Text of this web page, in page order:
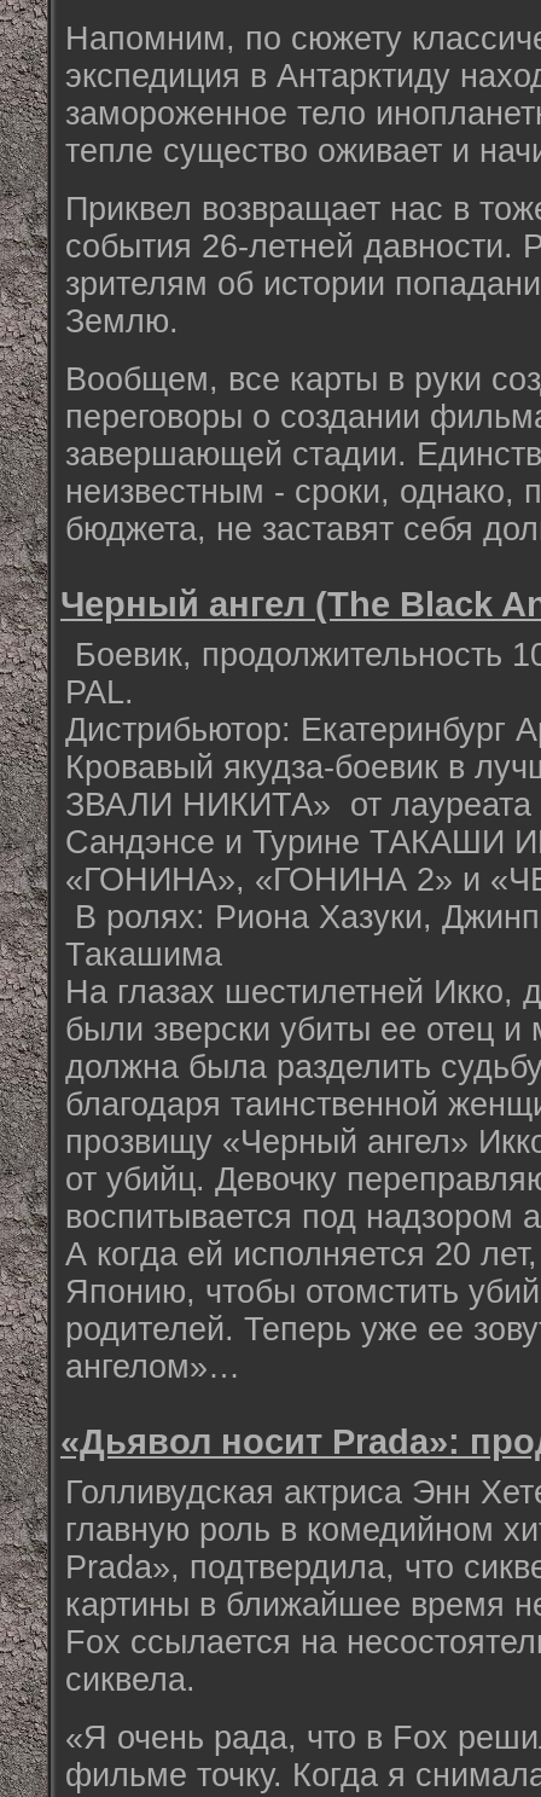
Напомним, по сюжету
экспедиция в Антарктиду
замороженное тело
тепле существо оживает и
Приквел возвращает нас в
события 26-летней давности.
зрителям об истории
Землю.
Вообщем, все карты в руки
переговоры о создании
завершающей стадии.
неизвестным - сроки, однако,
бюджета, не заставят себя
Черный ангел (The Black
Боевик, продолжительность
PAL.
Дистрибьютор: Екатеринбург
Кровавый якудза-боевик в
ЗВАЛИ НИКИТА» от лауреата
Сандэнсе и Турине ТАКАШИ
«ГОНИНА», «ГОНИНА 2» и
В ролях: Риона Хазуки,
Такашима
На глазах шестилетней Икко,
были зверски убиты ее отец
должна была разделить
благодаря таинственной
прозвищу «Черный ангел»
от убийц. Девочку
воспитывается под надзором
А когда ей исполняется 20
Японию, чтобы отомстить
родителей. Теперь уже ее
ангелом»…
«Дьявол носит Prada»:
Голливудская актриса Энн
главную роль в комедийном
Prada», подтвердила, что
картины в ближайшее время
Fox ссылается на
сиквела.
«Я очень рада, что в Fox
фильме точку. Когда я